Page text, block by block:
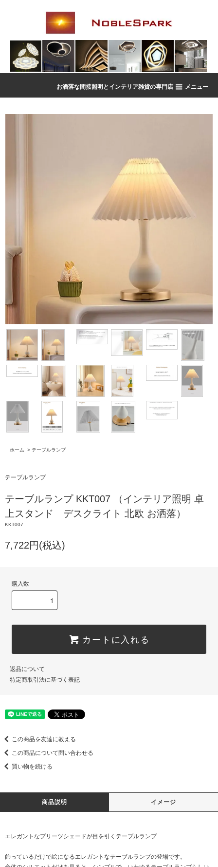
お洒落な間接照明とインテリア雑貨の専門店 メニュー
ホーム > テーブルランプ
テーブルランプ
テーブルランプ KKT007 （インテリア照明 卓
上スタンド デスクライト 北欧 お洒落）
KKT007
7,722円(税込)
購入数
カートに入れる
返品について
特定商取引法に基づく表記
この商品を友達に教える
この商品について問い合わせる
買い物を続ける
商品説明 イメージ
エレガントなプリーツシェードが目を引くテーブルランプ
飾っているだけで絵になるエレガントなテーブルランプの登場です。